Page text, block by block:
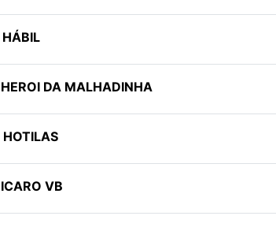
HÁBIL
HEROI DA MALHADINHA
HOTILAS
ICARO VB